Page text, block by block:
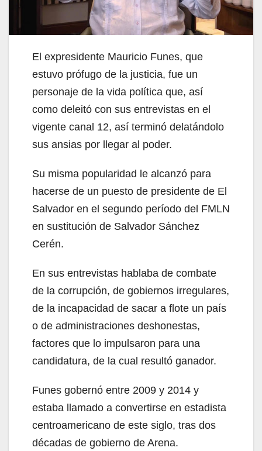
El expresidente Mauricio Funes, que
estuvo prófugo de la justicia, fue un
personaje de la vida política que, así
como deleitó con sus entrevistas en el
vigente canal 12, así terminó delatándolo
sus ansias por llegar al poder.
Su misma popularidad le alcanzó para
hacerse de un puesto de presidente de El
Salvador en el segundo período del FMLN
en sustitución de Salvador Sánchez
Cerén.
En sus entrevistas hablaba de combate
de la corrupción, de gobiernos irregulares,
de la incapacidad de sacar a flote un país
o de administraciones deshonestas,
factores que lo impulsaron para una
candidatura, de la cual resultó ganador.
Funes gobernó entre 2009 y 2014 y
estaba llamado a convertirse en estadista
centroamericano de este siglo, tras dos
décadas de gobierno de Arena.